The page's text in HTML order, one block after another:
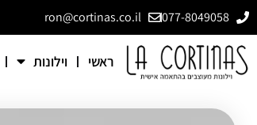
077-8049058
ron@cortinas.co.il
ראשי וילונות